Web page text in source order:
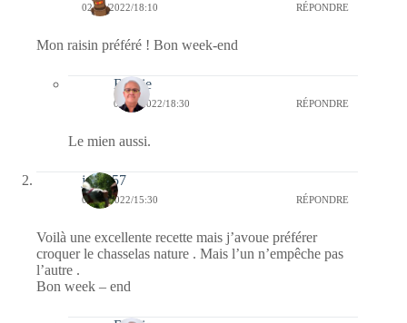
02/09/2022/18:10 RÉPONDRE
Mon raisin préféré ! Bon week-end
Bernie
05/09/2022/18:30 RÉPONDRE
Le mien aussi.
jazzy57
02/09/2022/15:30 RÉPONDRE
Voilà une excellente recette mais j’avoue préférer
croquer le chasselas nature . Mais l’un n’empêche pas
l’autre .
Bon week – end